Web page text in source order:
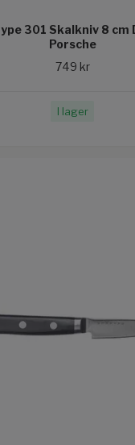
301 Skalkniv 8 cm
Porsche
749 kr
I lager